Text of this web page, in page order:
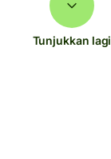
Tunjukkan lagi